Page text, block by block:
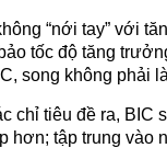
“nới tay” với
tốc độ tăng
song không phải
chỉ tiêu đề ra, BIC
hơn; tập trung vào